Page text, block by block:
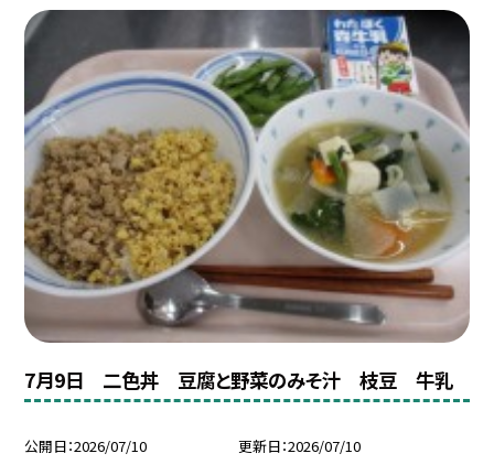
7月9日 二色丼 豆腐と野菜のみそ汁 枝豆 牛乳
公開日 2026/07/10 更新日 2026/07/10